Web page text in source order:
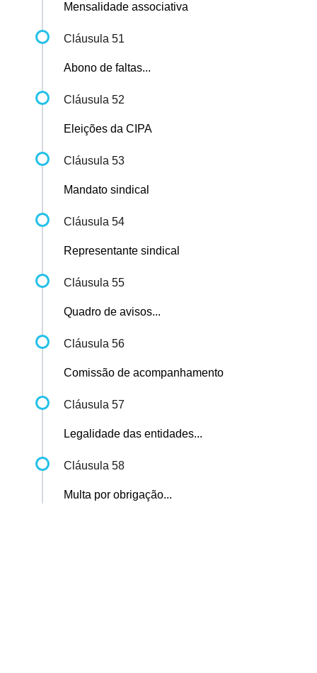
Mensalidade associativa
Cláusula 51
Abono de faltas...
Cláusula 52
Eleições da CIPA
Cláusula 53
Mandato sindical
Cláusula 54
Representante sindical
Cláusula 55
Quadro de avisos...
Cláusula 56
Comissão de acompanhamento
Cláusula 57
Legalidade das entidades...
Cláusula 58
Multa por obrigação...